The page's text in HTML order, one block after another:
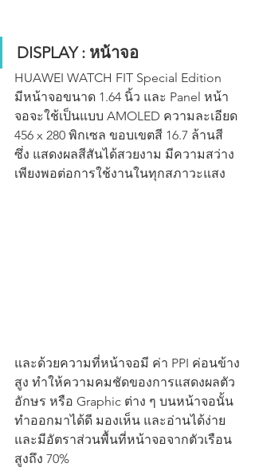
DISPLAY : หน้าจอ
HUAWEI WATCH FIT Special Edition
มีหน้าจอขนาด 1.64 นิ้ว และ Panel หน้า
จอจะใช้เป็นแบบ AMOLED ความละเอียด
456 x 280 พิกเซล ขอบเขตสี 16.7 ล้านสี
ซึ่ง แสดงผลสีสันได้สวยงาม มีความสว่าง
เพียงพอต่อการใช้งานในทุกสภาวะแสง
และด้วยความที่หน้าจอมี ค่า PPI ค่อนข้าง
สูง ทำให้ความคมชัดของการแสดงผลตัว
อักษร หรือ Graphic ต่าง ๆ บนหน้าจอนั้น
ทำออกมาได้ดี มองเห็น และอ่านได้ง่าย
และมีอัตราส่วนพื้นที่หน้าจอจากตัวเรือน
สูงถึง 70%